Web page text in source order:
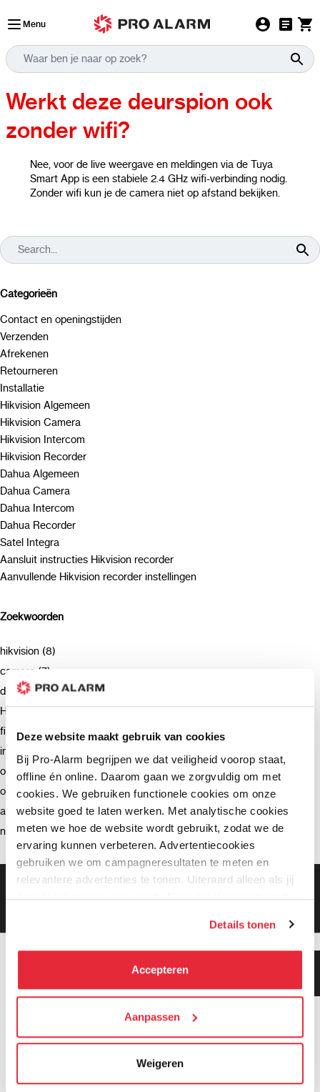
Deze website maakt gebruik van cookies
Bij Pro-Alarm begrijpen we dat veiligheid voorop staat,
offline én online. Daarom gaan we zorgvuldig om met
cookies. We gebruiken functionele cookies om onze
website goed te laten werken. Met analytische cookies
meten we hoe de website wordt gebruikt, zodat we de
ervaring kunnen verbeteren. Advertentiecookies
gebruiken we om campagneresultaten te meten en
relevantere advertenties te tonen. Uiteraard alleen als jij
daar toestemming voor geeft. Als je toestemming geeft,
kunnen deze gegevens combineren met informatie die zij
hebben verzameld via het gebruik van hun diensten. Je
kunt alle cookies accepteren, alleen noodzakelijke
We werken samen met21 derden
die uw gegevens
kunnen ontvangen en verwerken.
Details tonen
Accepteren
Aanpassen
Weigeren
Menu
Werkt deze deurspion ook
zonder wifi?
Nee, voor de live weergave en meldingen via de Tuya
Smart App is een stabiele 2.4 GHz wifi-verbinding nodig.
Zonder wifi kun je de camera niet op afstand bekijken.
Categorieën
Contact en openingstijden
Verzenden
Afrekenen
Retourneren
Installatie
Hikvision Algemeen
Hikvision Camera
Hikvision Intercom
Hikvision Recorder
Dahua Algemeen
Dahua Camera
Dahua Intercom
Dahua Recorder
Satel Integra
Aansluit instructies Hikvision recorder
Aanvullende Hikvision recorder instellingen
Zoekwoorden
hikvision (8)
camera (7)
deurbel (4)
Hikvision (3)
firmware (3)
installatie (2)
ondersteuning (2)
opnemen (2)
advies (2)
netwerkrecorder (2)
Gratis bezorging vanaf €99,-
Gratis retourneren binnen 90 dagen*
Klanten geven ons 9.3